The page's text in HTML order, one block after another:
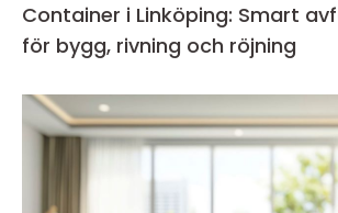
Container i Linköping: Smart
för bygg, rivning och röjning